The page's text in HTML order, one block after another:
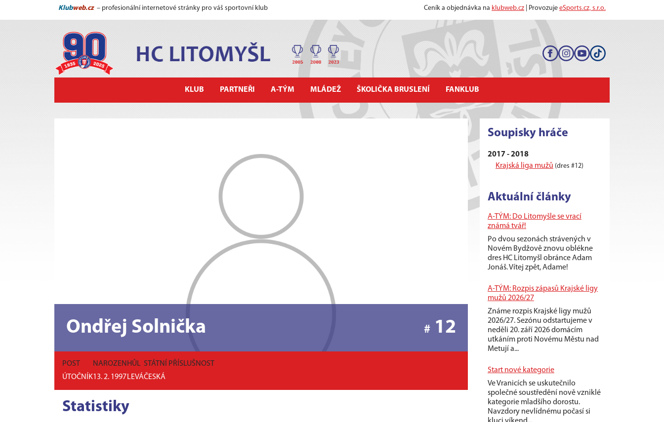
Klubweb.cz – profesionální internetové stránky pro váš sportovní klub Ceník a objednávka na klubweb.cz | Provozuje eSports.cz, s.r.o.
KLUB PARTNEŘI A-TÝM MLÁDEŽ ŠKOLIČKA BRUSLENÍ FANKLUB
Ondřej Solnička # 12
POST
ÚTOČNÍK
NAROZEN
13. 2. 1997
HŮL
LEVÁ
STÁTNÍ PŘÍSLUŠNOST
ČESKÁ
Statistiky
Soupisky hráče
2017 - 2018
Krajská liga mužů (dres #12)
Aktuální články
A-TÝM: Do Litomyšle se vrací
známá tvář!
Po dvou sezonách strávených v
Novém Bydžově znovu oblékne
dres HC Litomyšl obránce Adam
Jonáš. Vítej zpět, Adame!
A-TÝM: Rozpis zápasů Krajské ligy
mužů 2026/27
Známe rozpis Krajské ligy mužů
2026/27. Sezónu odstartujeme v
neděli 20. září 2026 domácím
utkáním proti Novému Městu nad
Metují a...
Start nové kategorie
Ve Vranicích se uskutečnilo
společné soustředění nově vzniklé
kategorie mladšího dorostu.
Navzdory nevlídnému počasí si